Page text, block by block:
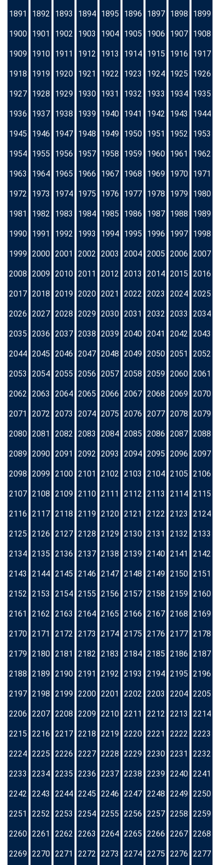
1891 1892 1893 1894 1895 1896 1897 1898 1899
1900 1901 1902 1903 1904 1905 1906 1907 1908
1909 1910 1911 1912 1913 1914 1915 1916 1917
1918 1919 1920 1921 1922 1923 1924 1925 1926
1927 1928 1929 1930 1931 1932 1933 1934 1935
1936 1937 1938 1939 1940 1941 1942 1943 1944
1945 1946 1947 1948 1949 1950 1951 1952 1953
1954 1955 1956 1957 1958 1959 1960 1961 1962
1963 1964 1965 1966 1967 1968 1969 1970 1971
1972 1973 1974 1975 1976 1977 1978 1979 1980
1981 1982 1983 1984 1985 1986 1987 1988 1989
1990 1991 1992 1993 1994 1995 1996 1997 1998
1999 2000 2001 2002 2003 2004 2005 2006 2007
2008 2009 2010 2011 2012 2013 2014 2015 2016
2017 2018 2019 2020 2021 2022 2023 2024 2025
2026 2027 2028 2029 2030 2031 2032 2033 2034
2035 2036 2037 2038 2039 2040 2041 2042 2043
2044 2045 2046 2047 2048 2049 2050 2051 2052
2053 2054 2055 2056 2057 2058 2059 2060 2061
2062 2063 2064 2065 2066 2067 2068 2069 2070
2071 2072 2073 2074 2075 2076 2077 2078 2079
2080 2081 2082 2083 2084 2085 2086 2087 2088
2089 2090 2091 2092 2093 2094 2095 2096 2097
2098 2099 2100 2101 2102 2103 2104 2105 2106
2107 2108 2109 2110 2111 2112 2113 2114 2115
2116 2117 2118 2119 2120 2121 2122 2123 2124
2125 2126 2127 2128 2129 2130 2131 2132 2133
2134 2135 2136 2137 2138 2139 2140 2141 2142
2143 2144 2145 2146 2147 2148 2149 2150 2151
2152 2153 2154 2155 2156 2157 2158 2159 2160
2161 2162 2163 2164 2165 2166 2167 2168 2169
2170 2171 2172 2173 2174 2175 2176 2177 2178
2179 2180 2181 2182 2183 2184 2185 2186 2187
2188 2189 2190 2191 2192 2193 2194 2195 2196
2197 2198 2199 2200 2201 2202 2203 2204 2205
2206 2207 2208 2209 2210 2211 2212 2213 2214
2215 2216 2217 2218 2219 2220 2221 2222 2223
2224 2225 2226 2227 2228 2229 2230 2231 2232
2233 2234 2235 2236 2237 2238 2239 2240 2241
2242 2243 2244 2245 2246 2247 2248 2249 2250
2251 2252 2253 2254 2255 2256 2257 2258 2259
2260 2261 2262 2263 2264 2265 2266 2267 2268
2269 2270 2271 2272 2273 2274 2275 2276 2277